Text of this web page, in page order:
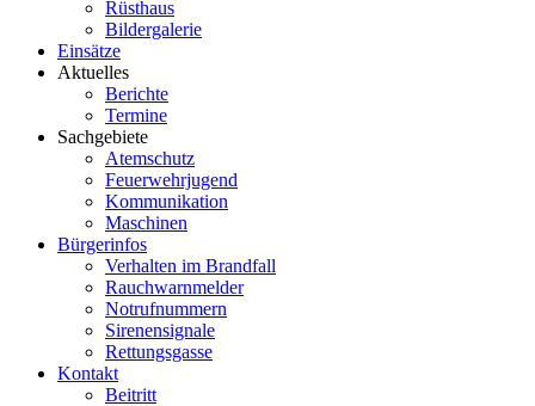
Rüsthaus
Bildergalerie
Einsätze
Aktuelles
Berichte
Termine
Sachgebiete
Atemschutz
Feuerwehrjugend
Kommunikation
Maschinen
Bürgerinfos
Verhalten im Brandfall
Rauchwarnmelder
Notrufnummern
Sirenensignale
Rettungsgasse
Kontakt
Beitritt